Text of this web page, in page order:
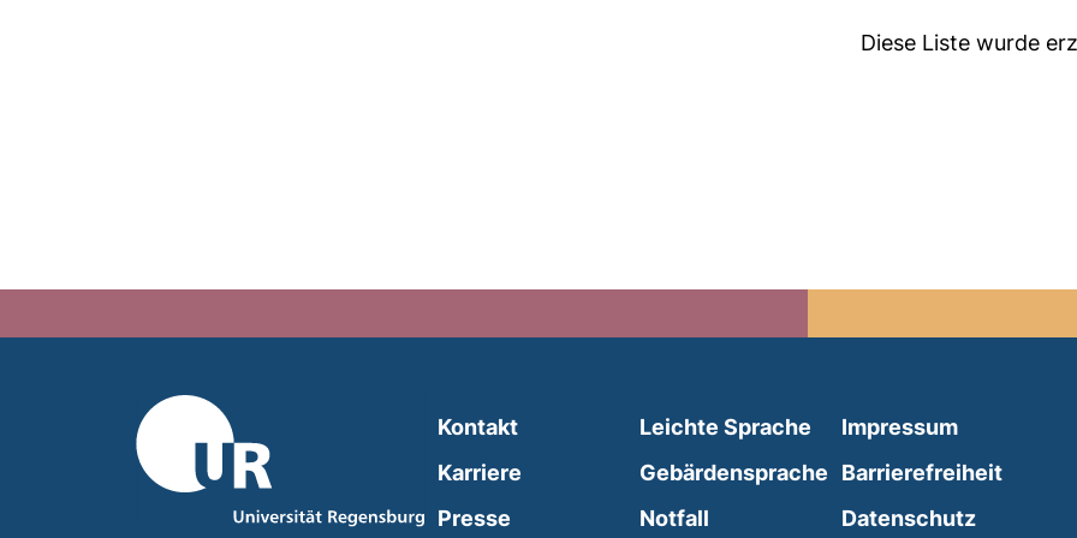
Diese Liste wurde
Kontakt
Karriere
Presse
Leichte Sprache (external link, opens in a
Gebärdensprache (external link, opens in
Notfall (external link, opens in a new
Impressum
Barrierefreiheit
Datenschutz